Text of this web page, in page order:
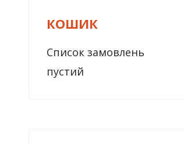
КОШИК
Список замовлень
пустий